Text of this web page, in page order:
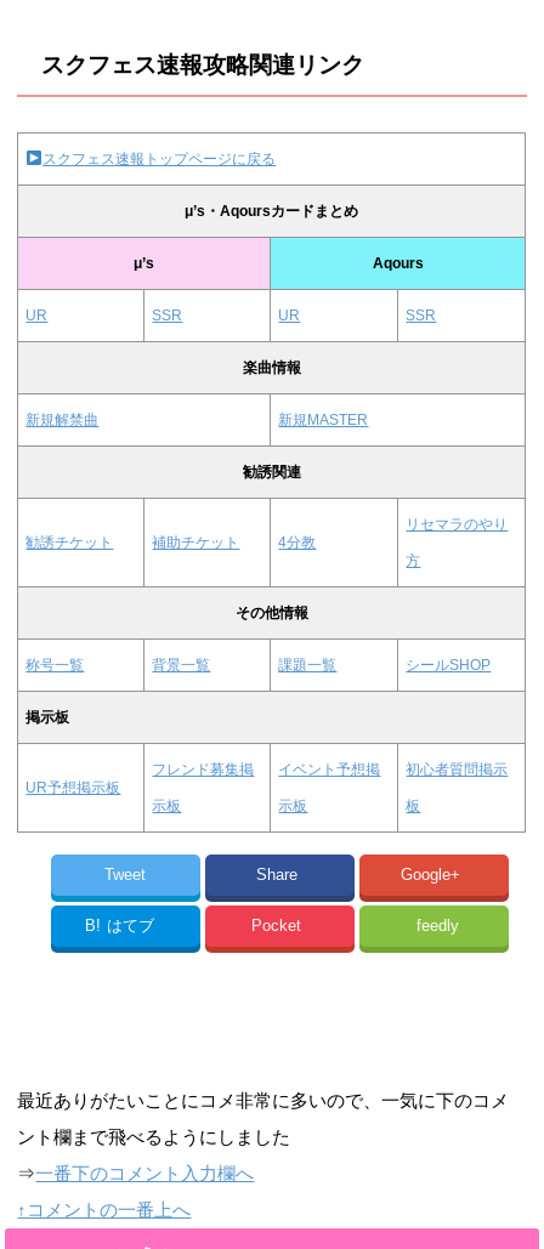
スクフェス速報攻略関連リンク
スクフェス速報トップページに戻る
μ’s・Aqoursカードまとめ
μ’s Aqours
UR SSR UR SSR
楽曲情報
新規解禁曲 新規MASTER
勧誘関連
勧誘チケット 補助チケット 4分教
リセマラのやり
方
その他情報
称号一覧 背景一覧 課題一覧 シールSHOP
掲示板
UR予想掲示板
フレンド募集掲
示板
イベント予想掲
示板
初心者質問掲示
板
Tweet Share Google+
B! はてブ Pocket feedly
最近ありがたいことにコメ非常に多いので、一気に下のコメ
ント欄まで飛べるようにしました
⇒一番下のコメント入力欄へ
↑コメントの一番上へ